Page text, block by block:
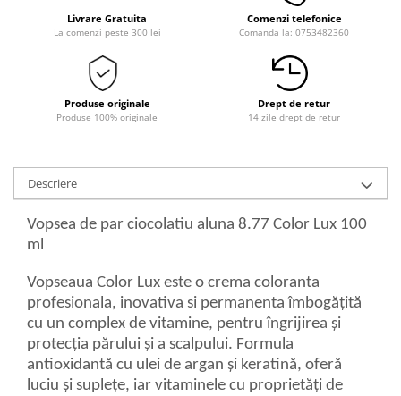
Livrare Gratuita
La comenzi peste 300 lei
Comenzi telefonice
Comanda la: 0753482360
Produse originale
Produse 100% originale
Drept de retur
14 zile drept de retur
Descriere
Vopsea de par ciocolatiu aluna 8.77 Color Lux 100
ml
Vopseaua Color Lux este o crema coloranta
profesionala, inovativa si permanenta îmbogățită
cu un complex de vitamine, pentru îngrijirea și
protecția părului și a scalpului. Formula
antioxidantă cu ulei de argan și keratină, oferă
luciu și suplețe, iar vitaminele cu proprietăți de